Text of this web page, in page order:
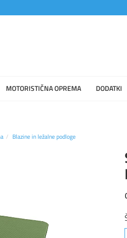
MOTORISTIČNA OPREMA DODATKI
Blazine in ležalne podloge